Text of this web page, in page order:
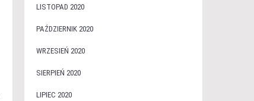
LISTOPAD 2020
PAŹDZIERNIK 2020
WRZESIEŃ 2020
SIERPIEŃ 2020
LIPIEC 2020